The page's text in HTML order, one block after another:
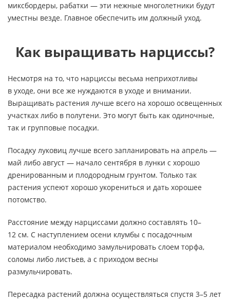
миксбордеры, рабатки — эти нежные многолетники будут
уместны везде. Главное обеспечить им должный уход.
Как выращивать нарциссы?
Несмотря на то, что нарциссы весьма неприхотливы
в уходе, они все же нуждаются в уходе и внимании.
Выращивать растения лучше всего на хорошо освещенных
участках либо в полутени. Это могут быть как одиночные,
так и групповые посадки.
Посадку луковиц лучше всего запланировать на апрель —
май либо август — начало сентября в лунки с хорошо
дренированным и плодородным грунтом. Только так
растения успеют хорошо укорениться и дать хорошее
потомство.
Расстояние между нарциссами должно составлять 10–
12 см. С наступлением осени клумбы с посадочным
материалом необходимо замульчировать слоем торфа,
соломы либо листьев, а с приходом весны
размульчировать.
Пересадка растений должна осуществляться спустя 3–5 лет